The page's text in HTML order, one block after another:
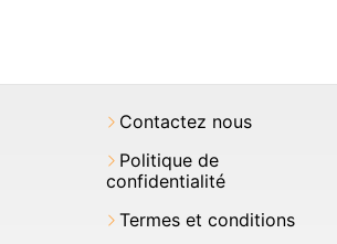
Contactez nous
Politique de
confidentialité
Termes et conditions